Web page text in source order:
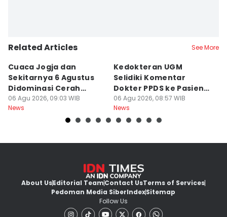
Related Articles See More
Cuaca Jogja dan
Sekitarnya 6 Agustus
Didominasi Cerah
Berawan
06 Agu 2026, 09:03 WIB
News
Kedokteran UGM
Selidiki Komentar
Dokter PPDS ke Pasien
BPJS di Medsos
06 Agu 2026, 08:57 WIB
News
About UsEditorial TeamContact UsTerms of Services
Pedoman Media SiberIndexSitemap
Follow Us